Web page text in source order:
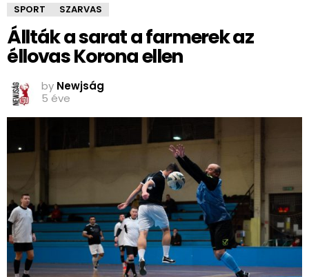
SPORT SZARVAS
Állták a sarat a farmerek az
éllovas Korona ellen
by Newjság
5 éve